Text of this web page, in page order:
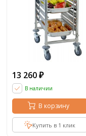
13 260 ₽
В наличии
В корзину
Купить в 1 клик